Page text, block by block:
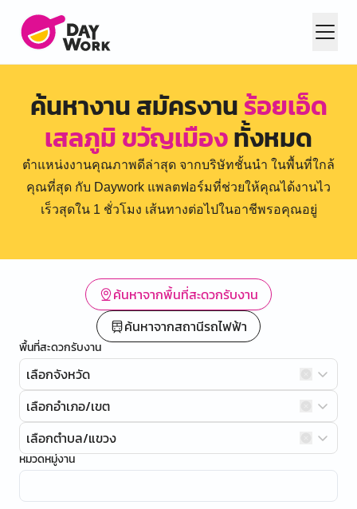
ค้นหางาน สมัครงานร้อยเอ็ด
เสลภูมิ ขวัญเมืองทั้งหมด
ตำแหน่งงานคุณภาพดีล่าสุด จากบริษัทชั้นนำ ในพื้นที่ใกล้
คุณที่สุด กับ Daywork แพลตฟอร์มที่ช่วยให้คุณได้งานไว
เร็วสุดใน 1 ชั่วโมง เส้นทางต่อไปในอาชีพรอคุณอยู่
ค้นหาจากพื้นที่สะดวกรับงาน
ค้นหาจากสถานีรถไฟฟ้า
พื้นที่สะดวกรับงาน
เลือกจังหวัด
เลือกอำเภอ/เขต
เลือกตำบล/แขวง
หมวดหมู่งาน